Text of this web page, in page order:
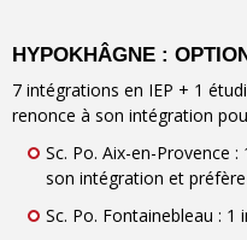
HYPOKHÂGNE :
7 intégrations en IEP + 1
renonce à son intégration
Sc. Po. Aix-en-Provence
son intégration et
Sc. Po. Fontainebleau : 1